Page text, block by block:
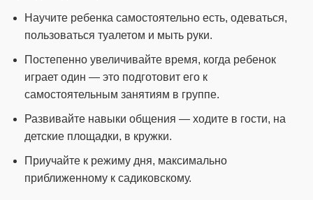
Научите ребенка самостоятельно есть, одеваться,
пользоваться туалетом и мыть руки.
Постепенно увеличивайте время, когда ребенок
играет один — это подготовит его к
самостоятельным занятиям в группе.
Развивайте навыки общения — ходите в гости, на
детские площадки, в кружки.
Приучайте к режиму дня, максимально
приближенному к садиковскому.